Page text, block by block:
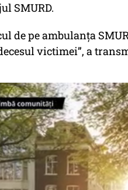
SMURD.
de pe ambulanţa
victimei”, a